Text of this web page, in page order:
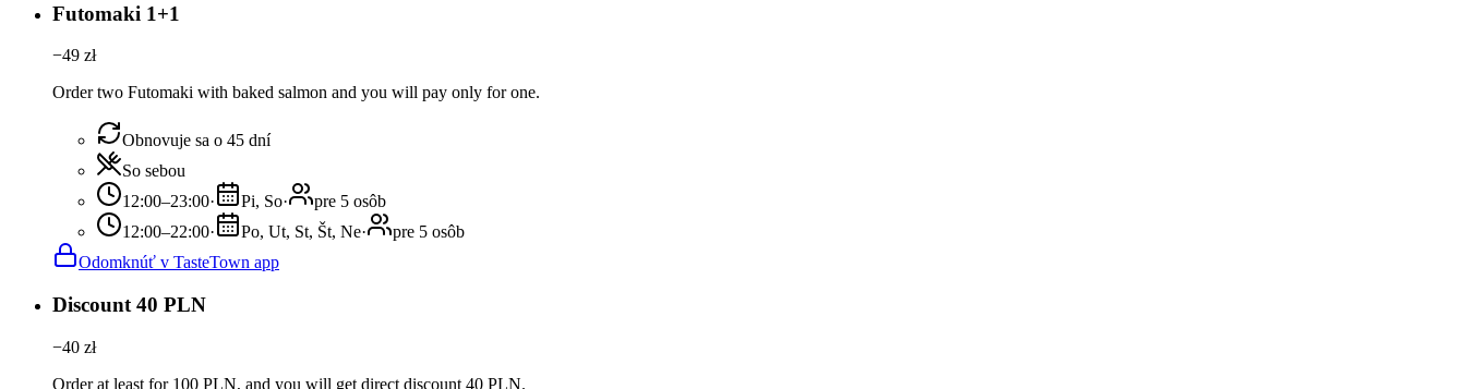
Futomaki 1+1
−49 zł
Order two Futomaki with baked salmon and you will pay only for one.
Obnovuje sa o 45 dní
So sebou
12:00–23:00· Pi, So·
pre 5 osôb
12:00–22:00· Po, Ut, St, Št, Ne·
pre 5 osôb
Odomknúť v TasteTown app
Discount 40 PLN
−40 zł
Order at least for 100 PLN, and you will get direct discount 40 PLN.